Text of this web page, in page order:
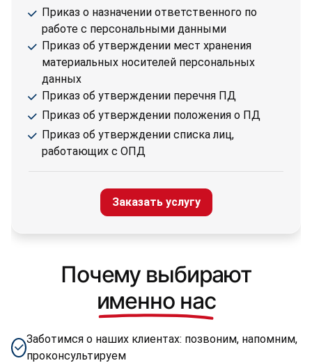
Приказ о назначении ответственного по
работе с персональными данными
Приказ об утверждении мест хранения
материальных носителей персональных
данных
Приказ об утверждении перечня ПД
Приказ об утверждении положения о ПД
Приказ об утверждении списка лиц,
работающих с ОПД
Заказать услугу
Почему выбирают
именно нас
Заботимся о наших клиентах: позвоним, напомним,
проконсультируем